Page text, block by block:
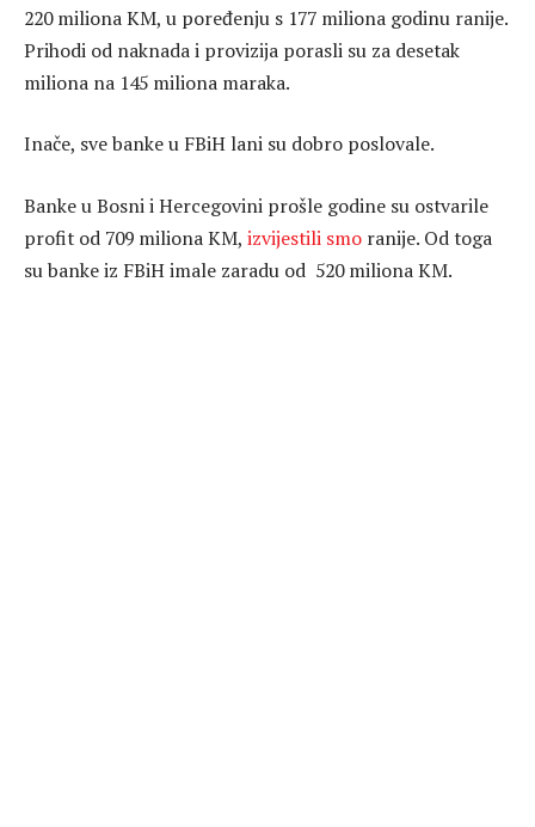
220 miliona KM, u poređenju s 177 miliona godinu ranije.
Prihodi od naknada i provizija porasli su za desetak
miliona na 145 miliona maraka.
Inače, sve banke u FBiH lani su dobro poslovale.
Banke u Bosni i Hercegovini prošle godine su ostvarile
profit od 709 miliona KM, izvijestili smo ranije. Od toga
su banke iz FBiH imale zaradu od 520 miliona KM.